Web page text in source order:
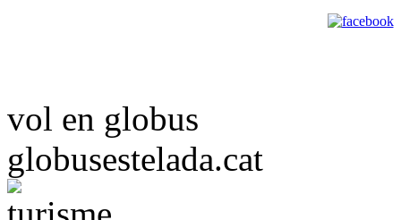
vol en globus
globusestelada.cat